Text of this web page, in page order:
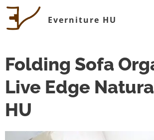
Everniture HU
Folding Sofa
Live Edge
HU